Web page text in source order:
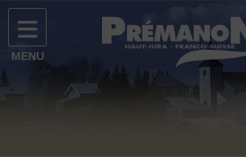
MENU
Site officiel de la commune de
Instagram